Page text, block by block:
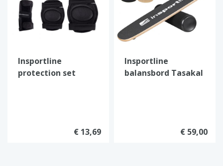
Insportline
protection set
€ 13,69
Insportline
balansbord Tasakal
€ 59,00